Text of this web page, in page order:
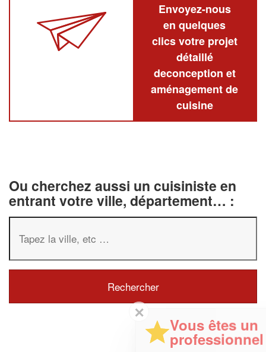
Envoyez-nous
en quelques
clics votre projet
détaillé
deconception et
aménagement de
cuisine
Ou cherchez aussi un cuisiniste en
entrant votre ville, département… :
Vous êtes un
professionnel ?